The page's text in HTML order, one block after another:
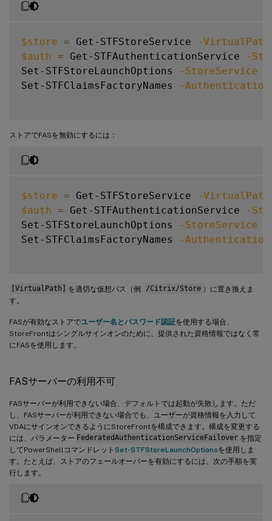
$store = Get-STFStoreService
-VirtualPath
$auth = Get-STFAuthenticationService
-
Set-STFStoreLaunchOptions
-StoreService
Set-STFClaimsFactoryNames
-
ストアでFASを無効にするには：
$store = Get-STFStoreService
-VirtualPath
$auth = Get-STFAuthenticationService
-
Set-STFStoreLaunchOptions
-StoreService
Set-STFClaimsFactoryNames
-
[VirtualPath] を適切な仮想パス（例: /Citrix/Store ）に置き換えま
す。
FASが有効なストアでユーザー名とパスワード認証を使用する場合、
StoreFrontはシングルサインオンのために、提供された資格情報ではなく常
にFASを使用します。
FASサーバーの利用不可
FASサーバーが利用できない場合、デフォルトでは起動が失敗します。ただ
し、FASサーバーが利用できない場合でも、ユーザーが資格情報を入力して
VDAにサインオンできるようにStoreFrontを構成できます。構成を変更する
には、パラメーター FederatedAuthenticationServiceFailover を指定
してPowerShellコマンドレット Set-STFStoreLaunchOptionsを使用しま
す。たとえば、ストアのフェールオーバーを有効にするには、次の手順を実
行します。